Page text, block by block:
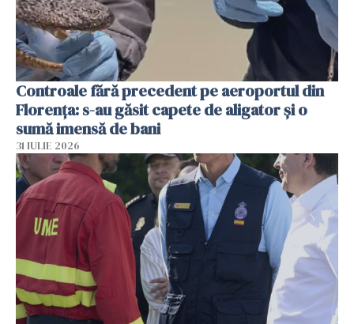
Controale fără precedent pe aeroportul din
Florența: s-au găsit capete de aligator și o
sumă imensă de bani
31 IULIE 2026